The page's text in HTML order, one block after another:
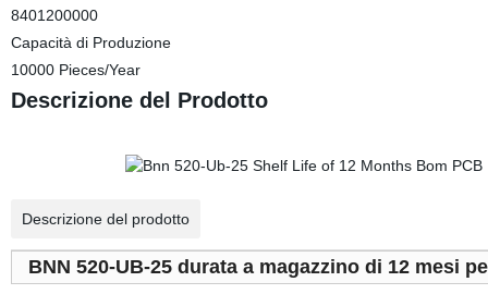
8401200000
Capacità di Produzione
10000 Pieces/Year
Descrizione del Prodotto
Descrizione del prodotto
BNN 520-UB-25 durata a magazzino di 12 mesi